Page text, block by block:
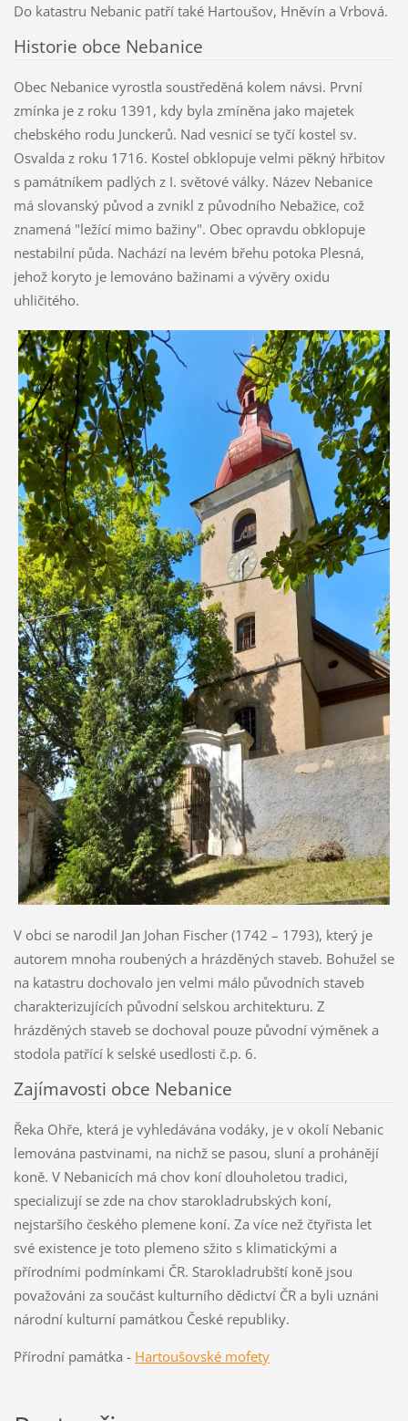
Do katastru Nebanic patří také Hartoušov, Hněvín a Vrbová.
Historie obce Nebanice
Obec Nebanice vyrostla soustředěná kolem návsi. První
zmínka je z roku 1391, kdy byla zmíněna jako majetek
chebského rodu Junckerů. Nad vesnicí se tyčí kostel sv.
Osvalda z roku 1716. Kostel obklopuje velmi pěkný hřbitov
s památníkem padlých z I. světové války. Název Nebanice
má slovanský původ a zvnikl z původního Nebažice, což
znamená "ležící mimo bažiny". Obec opravdu obklopuje
nestabilní půda. Nachází na levém břehu potoka Plesná,
jehož koryto je lemováno bažinami a vývěry oxidu
uhličitého.
V obci se narodil Jan Johan Fischer (1742 – 1793), který je
autorem mnoha roubených a hrázděných staveb. Bohužel se
na katastru dochovalo jen velmi málo původních staveb
charakterizujících původní selskou architekturu. Z
hrázděných staveb se dochoval pouze původní výměnek a
stodola patřící k selské usedlosti č.p. 6.
Zajímavosti obce Nebanice
Řeka Ohře, která je vyhledávána vodáky, je v okolí Nebanic
lemována pastvinami, na nichž se pasou, sluní a prohánějí
koně. V Nebanicích má chov koní dlouholetou tradici,
specializují se zde na chov starokladrubských koní,
nejstaršího českého plemene koní. Za více než čtyřista let
své existence je toto plemeno sžito s klimatickými a
přírodními podmínkami ČR. Starokladrubští koně jsou
považováni za součást kulturního dědictví ČR a byli uznáni
národní kulturní památkou České republiky.
Přírodní památka - Hartoušovské mofety